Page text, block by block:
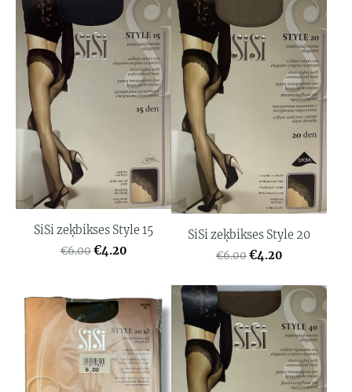
SiSi zeķbikses Style 15
€6.00€4.20
SiSi zeķbikses Style 20
€6.00€4.20